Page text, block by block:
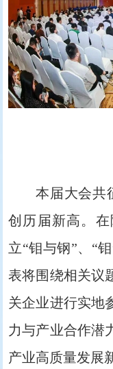
本届大会共
创历届新高。
立“钼与钢”、“
表将围绕相关议
关企业进行实地
力与产业合作潜
产业高质量发展